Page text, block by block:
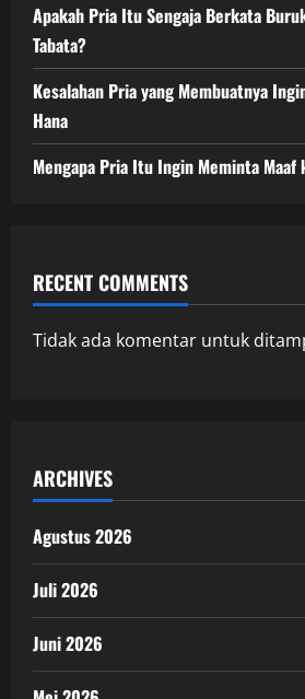
Apakah Pria Itu Sengaja Berkata
Tabata?
Kesalahan Pria yang Membuatnya
Hana
Mengapa Pria Itu Ingin Meminta Maaf
RECENT COMMENTS
Tidak ada komentar untuk
ARCHIVES
Agustus 2026
Juli 2026
Juni 2026